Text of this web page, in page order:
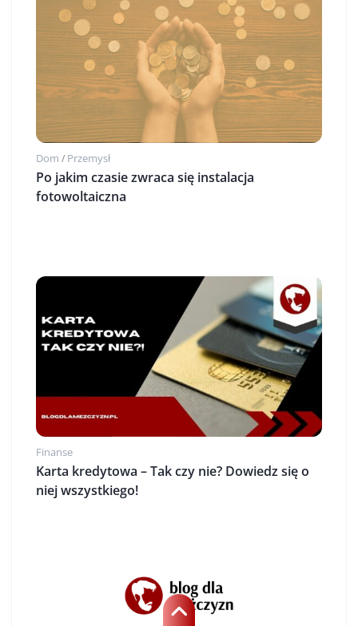
Dom / Przemysł
Po jakim czasie zwraca się instalacja
fotowoltaiczna
Finanse
Karta kredytowa – Tak czy nie? Dowiedz się o
niej wszystkiego!